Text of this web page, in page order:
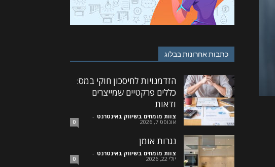
כתבות אחרונות בבלוג
הזדמנויות לחיסכון חוקי במס:
כללים פרקטיים שמייצרים
ודאות
צוות מומחים בשיווק באינטרנט -
אוגוסט 7, 2026 0
נגרות אומן
צוות מומחים בשיווק באינטרנט -
יולי 22, 2026 0